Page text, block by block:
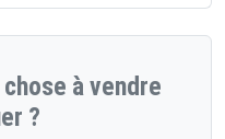
à vendre
?